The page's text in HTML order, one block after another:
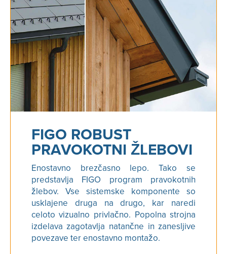
FIGO ROBUST
PRAVOKOTNI ŽLEBOVI
Enostavno brezčasno lepo. Tako se
predstavlja FIGO program pravokotnih
žlebov. Vse sistemske komponente so
usklajene druga na drugo, kar naredi
celoto vizualno privlačno. Popolna strojna
izdelava zagotavlja natančne in zanesljive
povezave ter enostavno montažo.